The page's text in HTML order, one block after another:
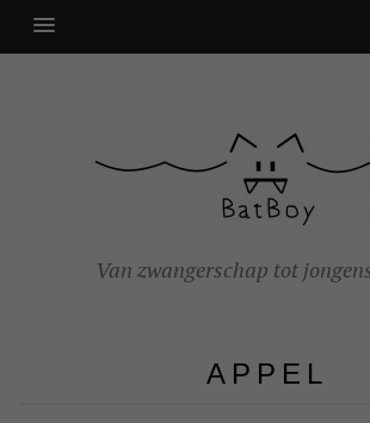
Van zwangerschap tot
APPEL